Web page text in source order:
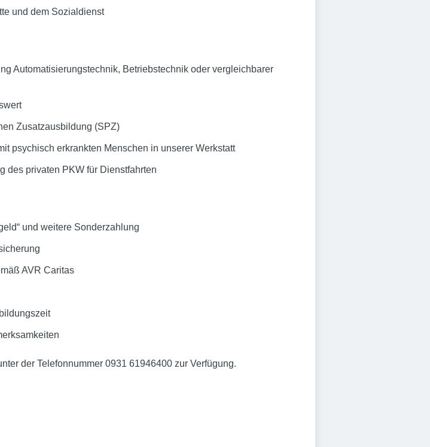
und dem Sozialdienst
Automatisierungstechnik, Betriebstechnik oder vergleichbarer
Zusatzausbildung (SPZ)
psychisch erkrankten Menschen in unserer Werkstatt
des privaten PKW für Dienstfahrten
und weitere Sonderzahlung
AVR Caritas
der Telefonnummer 0931 61946400 zur Verfügung.